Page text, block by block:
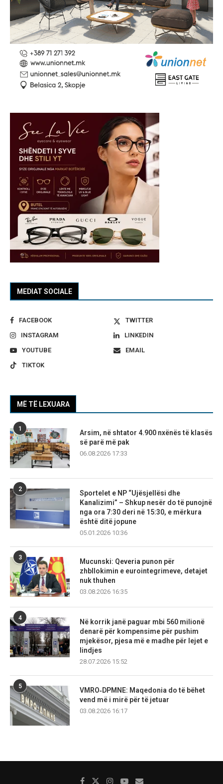
MEDIAT SOCIALE
FACEBOOK
TWITTER
INSTAGRAM
LINKEDIN
YOUTUBE
EMAIL
TIKTOK
MË TË LEXUARA
1
Arsim, në shtator 4.900 nxënës të klasës
së parë më pak
06.08.2026 17:33
2
Sportelet e NP “Ujësjellësi dhe
Kanalizimi” – Shkup nesër do të punojnë
nga ora 7:30 deri në 15:30, e mërkura
është ditë jopune
05.01.2026 10:36
3
Mucunski: Qeveria punon për
zhbllokimin e eurointegrimeve, detajet
nuk thuhen
03.08.2026 16:35
4
Në korrik janë paguar mbi 560 milionë
denarë për kompensime për pushim
mjekësor, pjesa më e madhe për lejet e
lindjes
28.07.2026 15:52
5
VMRO‑DPMNE: Maqedonia do të bëhet
vend më i mirë për të jetuar
03.08.2026 16:17